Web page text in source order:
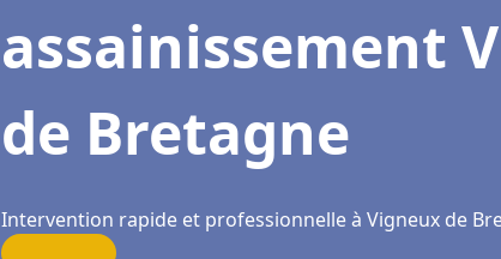
assainissement
de Bretagne
Intervention rapide et professionnelle à Vigneux de